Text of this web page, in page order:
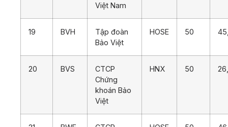
Việt Nam
19 BVH
Tập đoàn
Bảo Việt
HOSE 50
20 BVS
CTCP
Chứng
khoán Bảo
Việt
HNX 50